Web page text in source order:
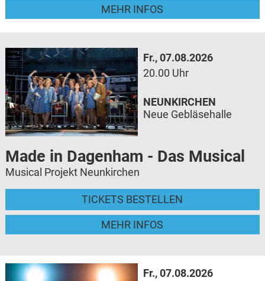
MEHR INFOS
Fr., 07.08.2026
20.00 Uhr
Made in Dagenham - Das Musical
Musical Projekt Neunkirchen
TICKETS BESTELLEN
MEHR INFOS
NEUNKIRCHEN
Neue Gebläsehalle
Fr., 07.08.2026